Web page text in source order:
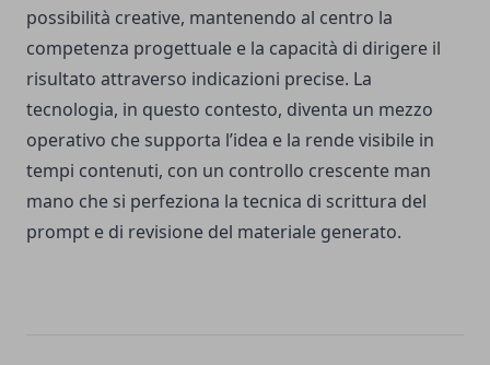
possibilità creative, mantenendo al centro la
competenza progettuale e la capacità di dirigere il
risultato attraverso indicazioni precise. La
tecnologia, in questo contesto, diventa un mezzo
operativo che supporta l’idea e la rende visibile in
tempi contenuti, con un controllo crescente man
mano che si perfeziona la tecnica di scrittura del
prompt e di revisione del materiale generato.